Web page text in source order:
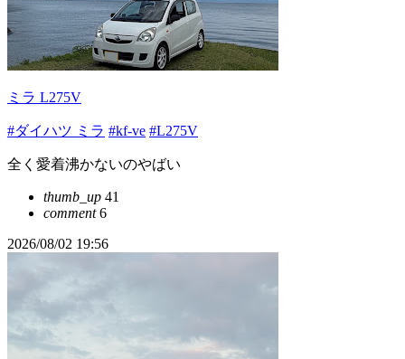
ミラ L275V
#ダイハツ ミラ #kf-ve #L275V
全く愛着沸かないのやばい
thumb_up 41
comment6
2026/08/02 19:56